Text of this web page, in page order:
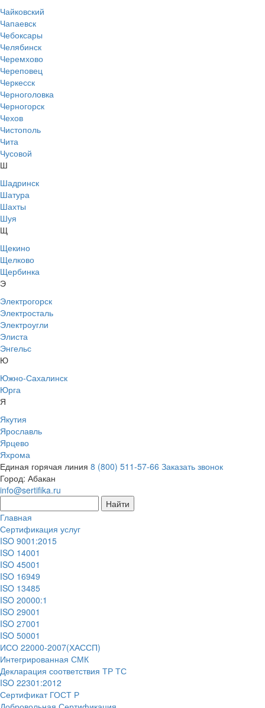
Чайковский
Чапаевск
Чебоксары
Челябинск
Черемхово
Череповец
Черкесск
Черноголовка
Черногорск
Чехов
Чистополь
Чита
Чусовой
Ш
Шадринск
Шатура
Шахты
Шуя
Щ
Щекино
Щелково
Щербинка
Э
Электрогорск
Электросталь
Электроугли
Элиста
Энгельс
Ю
Южно-Сахалинск
Юрга
Я
Якутия
Ярославль
Ярцево
Яхрома
Единая горячая линия 8 (800) 511-57-66 Заказать звонок
Город: Абакан
info@sertifika.ru
Главная
Сертификация услуг
ISO 9001:2015
ISO 14001
ISO 45001
ISO 16949
ISO 13485
ISO 20000:1
ISO 29001
ISO 27001
ISO 50001
ИСО 22000-2007(ХАССП)
Интегрированная СМК
Декларация соответствия ТР ТС
ISO 22301:2012
Сертификат ГОСТ Р